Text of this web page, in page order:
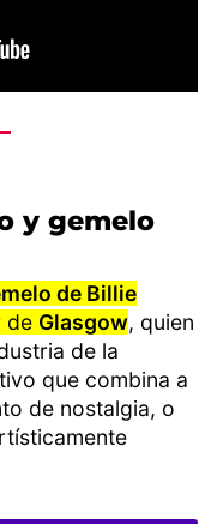
y gemelo
de Billie
de Glasgow, quien
de la
que combina a
de nostalgia, o